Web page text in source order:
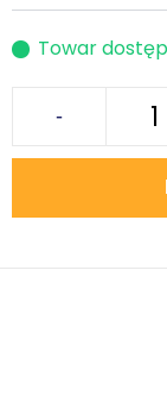
Towar
-